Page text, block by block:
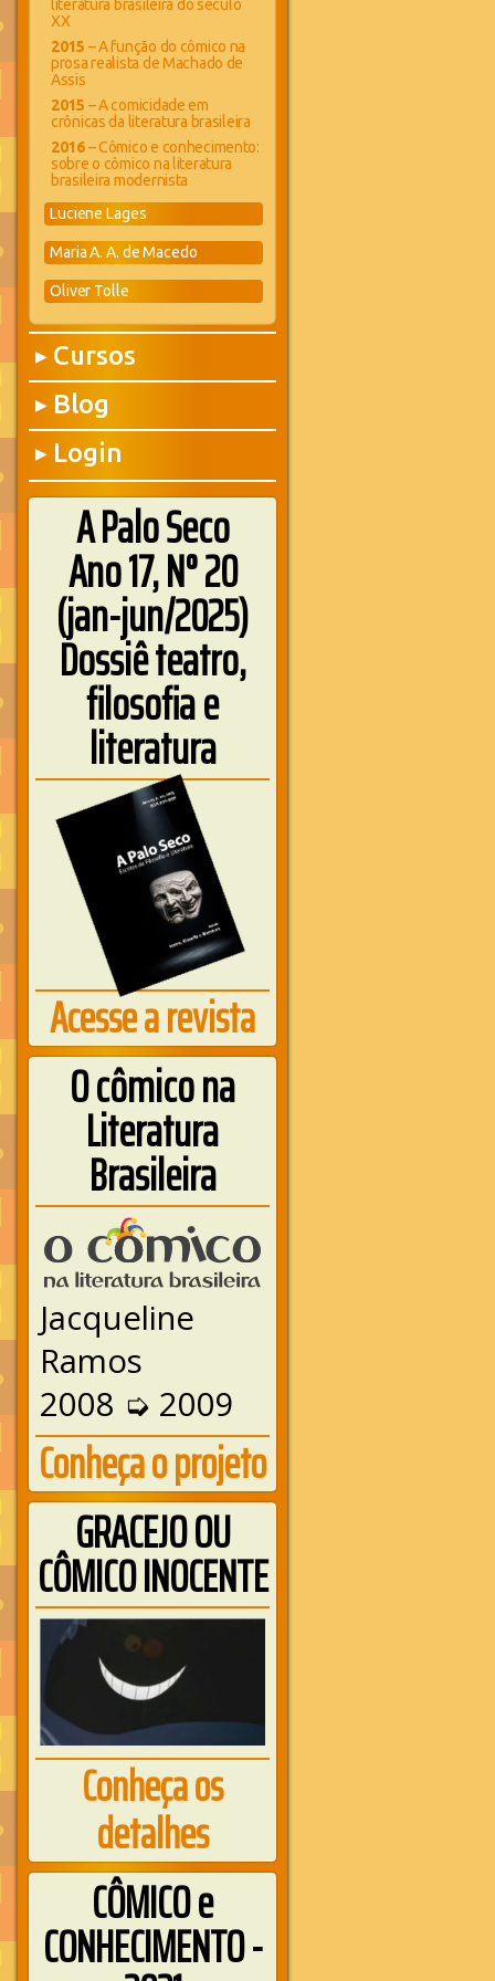
literatura brasileira do século
XX
2015 – A função do cômico na
prosa realista de Machado de
Assis
2015 – A comicidade em
crônicas da literatura brasileira
2016– Cômico e conhecimento:
sobre o cômico na literatura
brasileira modernista
Luciene Lages
Maria A. A. de Macedo
Oliver Tolle
▶ Cursos
▶ Blog
▶ Login
A Palo Seco
Ano 17, N° 20
(jan-jun/2025)
Dossiê teatro,
filosofia e
literatura
Acesse a revista
O cômico na
Literatura
Brasileira
Jacqueline
Ramos
2008 ➭ 2009
Conheça o projeto
GRACEJO OU
CÔMICO INOCENTE
Conheça os
detalhes
CÔMICO e
CONHECIMENTO -